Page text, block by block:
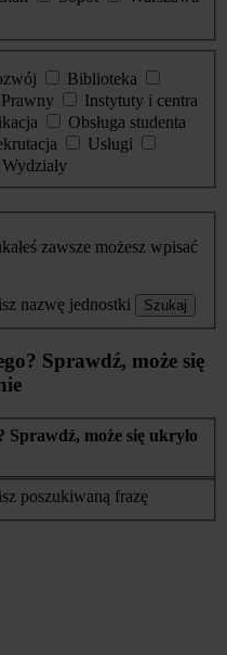
Biblioteka
Prawny
Instytuty i centra
Obsługa studenta
Usługi
Wydziały
zawsze możesz wpisać
nazwę jednostki Szukaj
Sprawdź, może się
Sprawdź, może się ukryło
poszukiwaną frazę